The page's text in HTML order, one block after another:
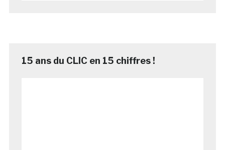
15 ans du CLIC en 15 chiffres !